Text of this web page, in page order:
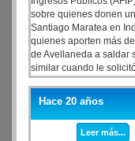
sobre quienes donen
Santiago Maratea en
quienes aporten más
de Avellaneda a saldar
similar cuando le
pago (PSP), como
operaciones
específico. Fuentes de
Maratea hasta el día
fideicomiso, y
Hace 20 años
Leer más...